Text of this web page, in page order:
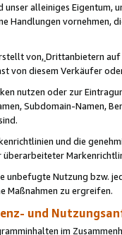
unser alleiniges
Handlungen vornehmen,
von,Drittanbietern auf
von diesem Verkäufer
nutzen oder zur
Subdomain-Namen,
und die
unbefugte Nutzung bzw.
Maßnahmen zu ergreifen.
und
im